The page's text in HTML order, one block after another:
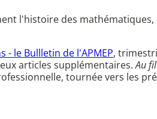
l'histoire des mathématiques,
- le Bullletin de l'APMEP,
articles supplémentaires.Au
tournée vers les